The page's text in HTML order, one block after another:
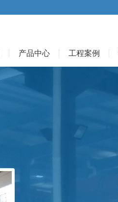
产品中心 工程案例